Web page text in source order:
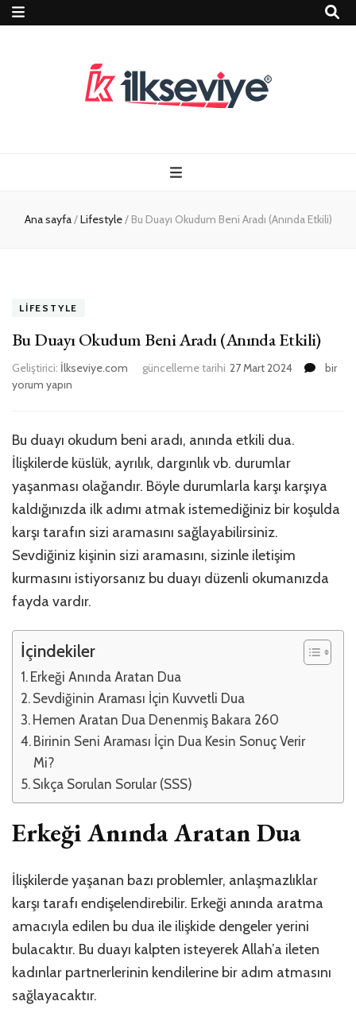
ve Travel – Tur
Rehberi
Ana sayfa/Lifestyle/ Bu Duayı Okudum Beni Aradı (Anında Etkili)
LIFESTYLE
Bu Duayı Okudum Beni Aradı (Anında Etkili)
Geliştirici: İlkseviye.com güncelleme tarihi 27 Mart 2024
Bu
için
bir
yorum yapın
Bu duayı okudum beni aradı, anında etkili dua.
İlişkilerde küslük, ayrılık, dargınlık vb. durumlar
yaşanması olağandır. Böyle durumlarla karşı karşıya
kaldığınızda ilk adımı atmak istemediğiniz bir koşulda
karşı tarafın sizi aramasını sağlayabilirsiniz.
Sevdiğiniz kişinin sizi aramasını, sizinle iletişim
kurmasını istiyorsanız bu duayı düzenli okumanızda
fayda vardır.
İçindekiler
Erkeği Anında Aratan Dua
Sevdiğinin Araması İçin Kuvvetli Dua
Hemen Aratan Dua Denenmiş Bakara 260
Birinin Seni Araması İçin Dua Kesin Sonuç Verir
Mi?
Sıkça Sorulan Sorular (SSS)
Erkeği Anında Aratan Dua
İlişkilerde yaşanan bazı problemler, anlaşmazlıklar
karşı tarafı endişelendirebilir. Erkeği anında aratma
amacıyla edilen bu dua ile ilişkide dengeler yerini
bulacaktır. Bu duayı kalpten isteyerek Allah’a ileten
kadınlar partnerlerinin kendilerine bir adım atmasını
sağlayacaktır.